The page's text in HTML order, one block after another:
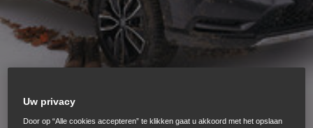
Uw privacy
Door op “Alle cookies accepteren” te klikken gaat u akkoord met het opslaan